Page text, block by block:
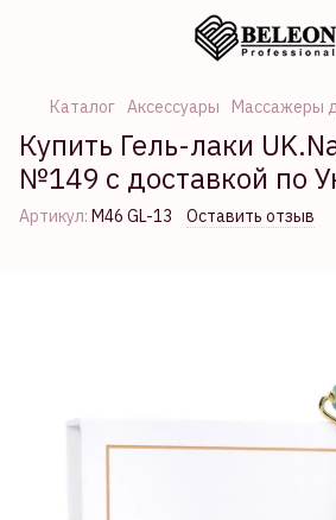
Каталог Аксессуары Массажеры
Купить Гель-лаки
№149 с доставкой по
Артикул: M46 GL-13 Оставить отзыв